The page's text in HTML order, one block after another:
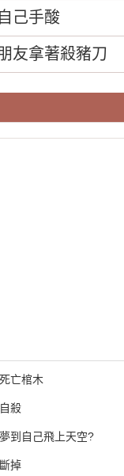
己手酸
友拿著殺豬刀
亡棺木
殺
到自己飛上天空?
掉